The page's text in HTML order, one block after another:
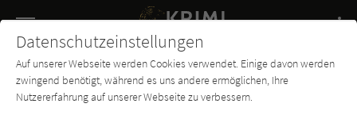
SUCHE
Buch-
Entdecker
Forum Charts
Datenschutzeinstellungen
Auf unserer Webseite werden Cookies verwendet. Einige davon werden
zwingend benötigt, während es uns andere ermöglichen, Ihre
Nutzererfahrung auf unserer Webseite zu verbessern.